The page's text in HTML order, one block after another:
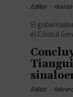
Editor - marzo
El
el Cónsul
Editor -